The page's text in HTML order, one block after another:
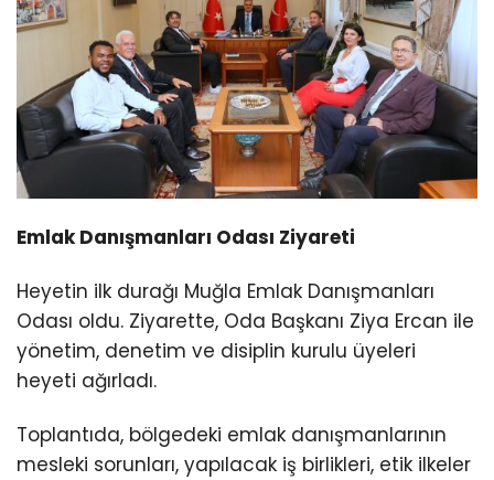
Emlak Danışmanları Odası Ziyareti
Heyetin ilk durağı Muğla Emlak Danışmanları
Odası oldu. Ziyarette, Oda Başkanı Ziya Ercan ile
yönetim, denetim ve disiplin kurulu üyeleri
heyeti ağırladı.
Toplantıda, bölgedeki emlak danışmanlarının
mesleki sorunları, yapılacak iş birlikleri, etik ilkeler